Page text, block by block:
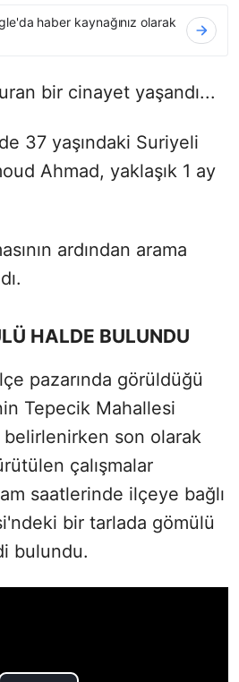
haber kaynağınız olarak
bir cinayet yaşandı...
37 yaşındaki Suriyeli
Ahmad, yaklaşık 1 ay
ardından arama
HALDE BULUNDU
pazarında görüldüğü
Tepecik Mahallesi
belirlenirken son olarak
çalışmalar
saatlerinde ilçeye bağlı
bir tarlada gömülü
bulundu.